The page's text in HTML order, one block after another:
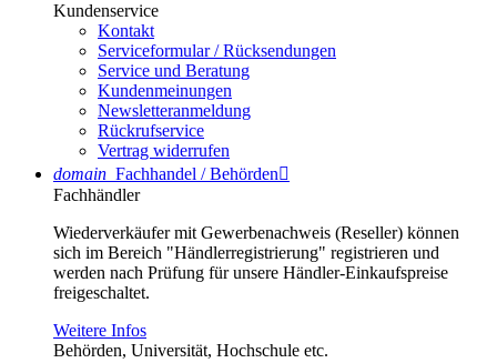
Kundenservice
Kontakt
Serviceformular / Rücksendungen
Service und Beratung
Kundenmeinungen
Newsletteranmeldung
Rückrufservice
Vertrag widerrufen
domain Fachhandel / Behörden
Fachhändler
Wiederverkäufer mit Gewerbenachweis (Reseller) können
sich im Bereich "Händlerregistrierung" registrieren und
werden nach Prüfung für unsere Händler-Einkaufspreise
freigeschaltet.
Weitere Infos
Behörden, Universität, Hochschule etc.